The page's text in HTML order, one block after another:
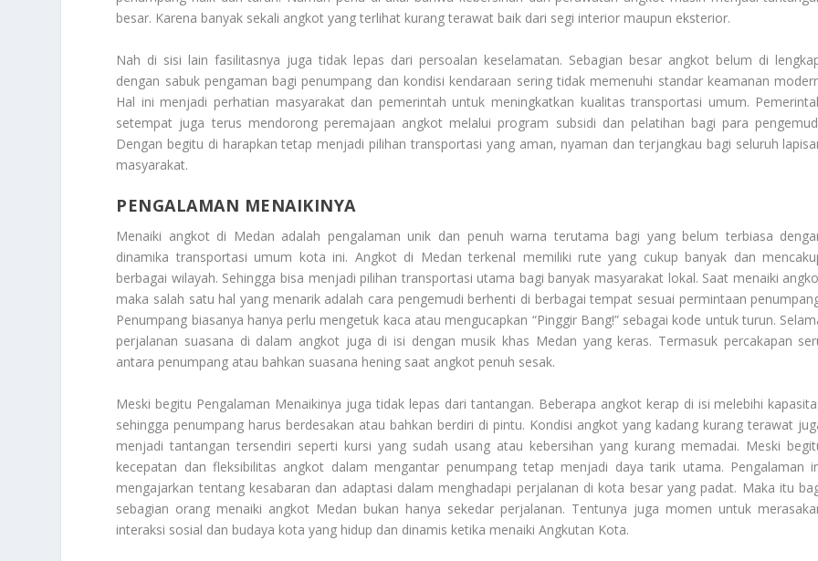
besar. Karena banyak sekali angkot yang terlihat kurang terawat baik dari segi interior maupun eksterior.
Nah di sisi lain fasilitasnya juga tidak lepas dari persoalan keselamatan. Sebagian besar angkot belum di
dengan sabuk pengaman bagi penumpang dan kondisi kendaraan sering tidak memenuhi standar keamanan
Hal ini menjadi perhatian masyarakat dan pemerintah untuk meningkatkan kualitas transportasi umum.
setempat juga terus mendorong peremajaan angkot melalui program subsidi dan pelatihan bagi para
Dengan begitu di harapkan tetap menjadi pilihan transportasi yang aman, nyaman dan terjangkau bagi seluruh
masyarakat.
PENGALAMAN MENAIKINYA
Menaiki angkot di Medan adalah pengalaman unik dan penuh warna terutama bagi yang belum terbiasa
dinamika transportasi umum kota ini. Angkot di Medan terkenal memiliki rute yang cukup banyak dan
berbagai wilayah. Sehingga bisa menjadi pilihan transportasi utama bagi banyak masyarakat lokal. Saat menaiki
maka salah satu hal yang menarik adalah cara pengemudi berhenti di berbagai tempat sesuai permintaan
Penumpang biasanya hanya perlu mengetuk kaca atau mengucapkan “Pinggir Bang!” sebagai kode untuk turun.
perjalanan suasana di dalam angkot juga di isi dengan musik khas Medan yang keras. Termasuk percakapan
antara penumpang atau bahkan suasana hening saat angkot penuh sesak.
Meski begitu Pengalaman Menaikinya juga tidak lepas dari tantangan. Beberapa angkot kerap di isi melebihi
sehingga penumpang harus berdesakan atau bahkan berdiri di pintu. Kondisi angkot yang kadang kurang terawat
menjadi tantangan tersendiri seperti kursi yang sudah usang atau kebersihan yang kurang memadai. Meski
kecepatan dan fleksibilitas angkot dalam mengantar penumpang tetap menjadi daya tarik utama. Pengalaman
mengajarkan tentang kesabaran dan adaptasi dalam menghadapi perjalanan di kota besar yang padat. Maka itu
sebagian orang menaiki angkot Medan bukan hanya sekedar perjalanan. Tentunya juga momen untuk
interaksi sosial dan budaya kota yang hidup dan dinamis ketika menaikiAngkutan Kota.